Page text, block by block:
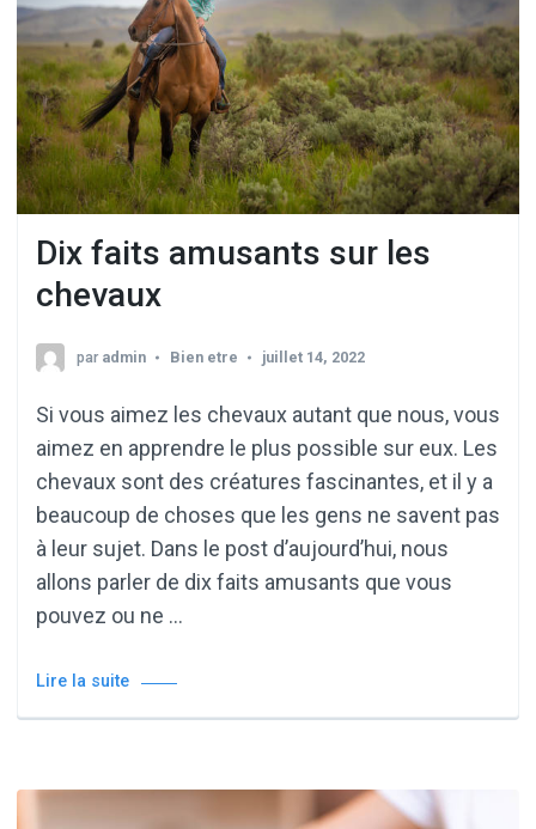
Dix faits amusants sur les
chevaux
par admin Bien etre juillet 14, 2022
Si vous aimez les chevaux autant que nous, vous
aimez en apprendre le plus possible sur eux. Les
chevaux sont des créatures fascinantes, et il y a
beaucoup de choses que les gens ne savent pas
à leur sujet. Dans le post d’aujourd’hui, nous
allons parler de dix faits amusants que vous
pouvez ou ne …
Lire la suite